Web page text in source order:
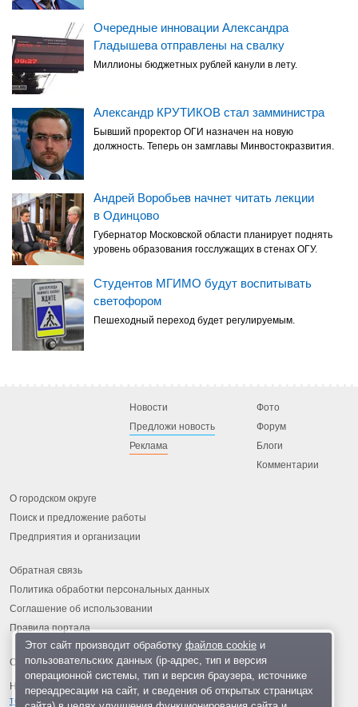
Очередные инновации Александра
Гладышева отправлены на свалку
Миллионы бюджетных рублей канули в лету.
Александр КРУТИКОВ стал замминистра
Бывший проректор ОГИ назначен на новую
должность. Теперь он замглавы Минвостокразвития.
Андрей Воробьев начнет читать лекции
в Одинцово
Губернатор Московской области планирует поднять
уровень образования госслужащих в стенах ОГУ.
Студентов МГИМО будут воспитывать
светофором
Пешеходный переход будет регулируемым.
Новости
Предложи новость
Реклама
Фото
Форум
Блоги
Комментарии
О городском округе
Поиск и предложение работы
Предприятия и организации
Обратная связь
Политика обработки персональных данных
Соглашение об использовании
Правила портала
На информационном ресурсе применяются
технологии
Этот сайт производит обработку файлов cookieи
пользовательских данных (ip-адрес, тип и версия
операционной системы, тип и версия браузера, источнике
переадресации на сайт, и сведения об открытых страницах